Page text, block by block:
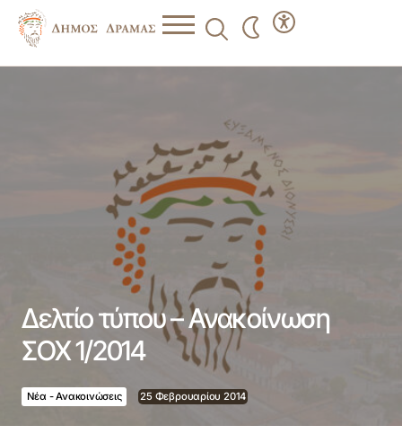
Δελτίο τύπου – Ανακοίνωση
ΣΟΧ 1/2014
Νέα - Ανακοινώσεις 25 Φεβρουαρίου 2014